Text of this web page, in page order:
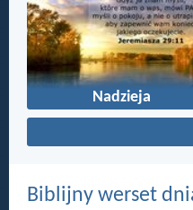
Nadzieja
Biblijny werset